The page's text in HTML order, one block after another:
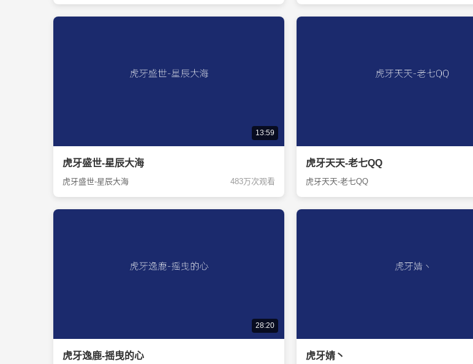
13:59
虎牙盛世-星辰大海
虎牙盛世-星辰大海 483万次观看
虎牙天天-老七QQ
虎牙天天-老七QQ
28:20
虎牙逸鹿-摇曳的心 虎牙婧丶